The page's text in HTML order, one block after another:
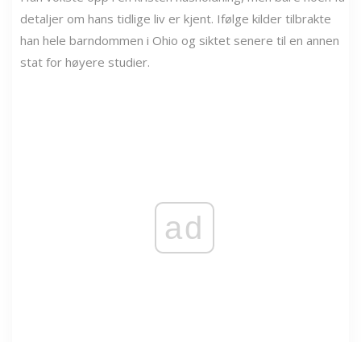
detaljer om hans tidlige liv er kjent. Ifølge kilder tilbrakte
han hele barndommen i Ohio og siktet senere til en annen
stat for høyere studier.
ad